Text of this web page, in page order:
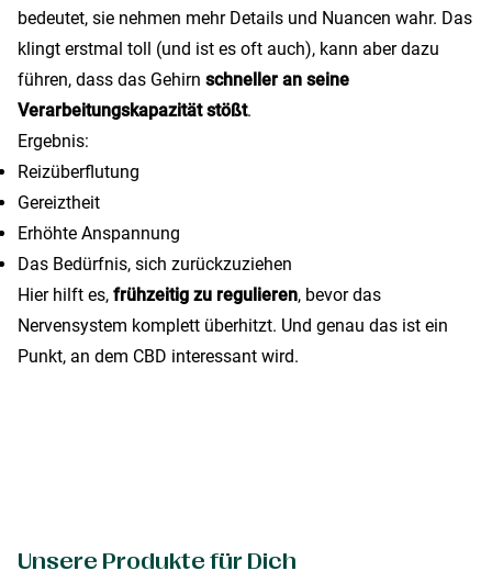
bedeutet, sie nehmen mehr Details und Nuancen wahr. Das
klingt erstmal toll (und ist es oft auch), kann aber dazu
führen, dass das Gehirn schneller an seine
Verarbeitungskapazität stößt.
Ergebnis:
Reizüberflutung
Gereiztheit
Erhöhte Anspannung
Das Bedürfnis, sich zurückzuziehen
Hier hilft es, frühzeitig zu regulieren, bevor das
Nervensystem komplett überhitzt. Und genau das ist ein
Punkt, an dem CBD interessant wird.
Unsere Produkte für Dich